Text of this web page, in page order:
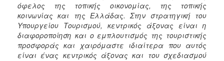
όφελος της τοπικής οικονομίας, της τοπικής
κοινωνίας και της Ελλάδας. Στην στρατηγική του
Υπουργείου Τουρισμού, κεντρικός άξονας είναι η
διαφοροποίηση και ο εμπλουτισμός της τουριστικής
προσφοράς και χαιρόμαστε ιδιαίτερα που αυτός
είναι ένας κεντρικός άξονας και του σχεδιασμού